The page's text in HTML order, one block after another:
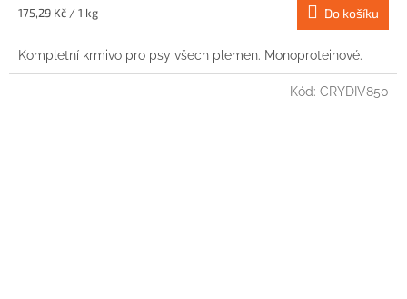
Měrná
175,29 Kč / 1 kg Do košíku
Kompletní krmivo pro psy všech plemen. Monoproteinové.
Kód: CRYDIV850